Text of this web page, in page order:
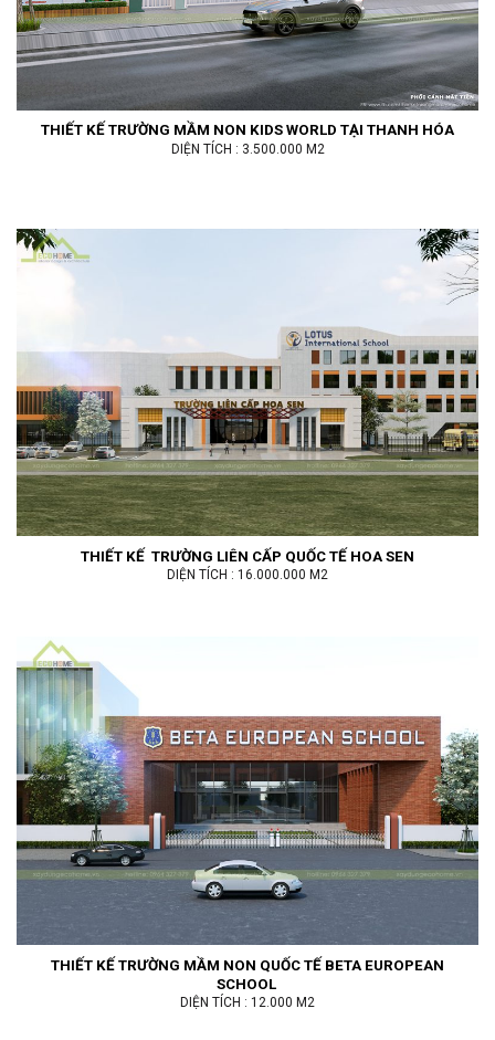
THIẾT KẾ TRƯỜNG MẦM NON KIDS WORLD TẠI THANH HÓA
DIỆN TÍCH : 3.500.000 M2
THIẾT KẾ TRƯỜNG LIÊN CẤP QUỐC TẾ HOA SEN
DIỆN TÍCH : 16.000.000 M2
THIẾT KẾ TRƯỜNG MẦM NON QUỐC TẾ BETA EUROPEAN
SCHOOL
DIỆN TÍCH : 12.000 M2